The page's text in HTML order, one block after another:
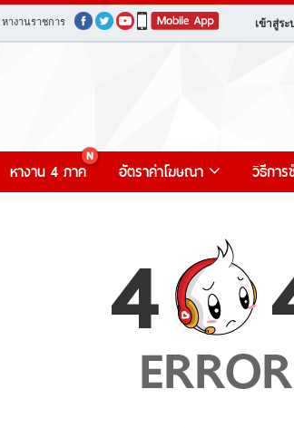
หางานราชการ เข้าสู่ร
หางาน 4 ภาค อัตราค่าโฆษณา วิธีการ